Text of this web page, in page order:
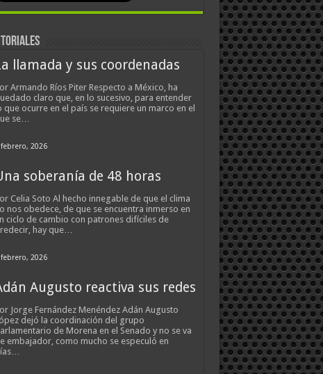
llamada y sus coordenadas
Armando Ríos Piter Respecto a México, ha
claro que, en lo sucesivo, para entender
que ocurre en el país se requiere un marco en el
se…
febrero, 2026
soberanía de 48 horas
Celia Soto Al hecho innegable de que el clima
nos obedece, de que se encuentra inmerso en
ciclo de cambio con patrones difíciles de
hay que…
febrero, 2026
Augusto reactiva sus redes
Jorge Fernández Menéndez Adán Augusto
dejó la coordinación del grupo
de Morena en el Senado y no se va
embajador, como mucho se especuló en